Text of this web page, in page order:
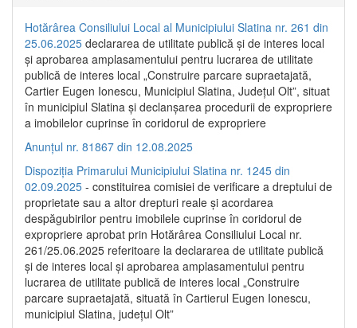
Hotărârea Consiliului Local al Municipiului Slatina nr. 261 din
25.06.2025 declararea de utilitate publică și de interes local
și aprobarea amplasamentului pentru lucrarea de utilitate
publică de interes local „Construire parcare supraetajată,
Cartier Eugen Ionescu, Municipiul Slatina, Județul Olt”, situat
în municipiul Slatina și declanșarea procedurii de expropriere
a imobilelor cuprinse în coridorul de expropriere
Anunțul nr. 81867 din 12.08.2025
Dispoziția Primarului Municipiului Slatina nr. 1245 din
02.09.2025 - constituirea comisiei de verificare a dreptului de
proprietate sau a altor drepturi reale și acordarea
despăgubirilor pentru imobilele cuprinse în coridorul de
expropriere aprobat prin Hotărârea Consiliului Local nr.
261/25.06.2025 referitoare la declararea de utilitate publică
și de interes local și aprobarea amplasamentului pentru
lucrarea de utilitate publică de interes local „Construire
parcare supraetajată, situată în Cartierul Eugen Ionescu,
municipiul Slatina, județul Olt”